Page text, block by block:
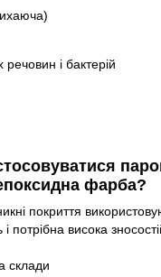
речовин і бактерій
фарба?
покриття
потрібна висока
склади